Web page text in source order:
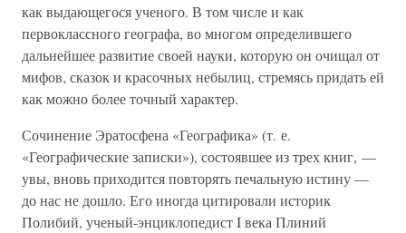
как выдающегося ученого. В том числе и как
первоклассного географа, во многом определившего
дальнейшее развитие своей науки, которую он очищал от
мифов, сказок и красочных небылиц, стремясь придать ей
как можно более точный характер.
Сочинение Эратосфена «Географика» (т. е.
«Географические записки»), состоявшее из трех книг, —
увы, вновь приходится повторять печальную истину —
до нас не дошло. Его иногда цитировали историк
Полибий, ученый-энциклопедист I века Плиний